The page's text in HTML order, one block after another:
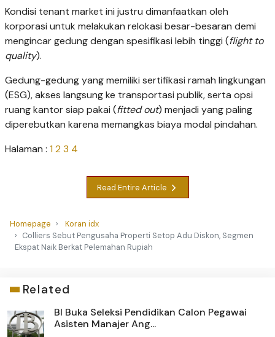
Kondisi tenant market ini justru dimanfaatkan oleh
korporasi untuk melakukan relokasi besar-besaran demi
mengincar gedung dengan spesifikasi lebih tinggi (flight to
quality).
Gedung-gedung yang memiliki sertifikasi ramah lingkungan
(ESG), akses langsung ke transportasi publik, serta opsi
ruang kantor siap pakai (fitted out) menjadi yang paling
diperebutkan karena memangkas biaya modal pindahan.
Halaman : 1 2 3 4
Read Entire Article
Homepage
Koran idx
Colliers Sebut Pengusaha Properti Setop Adu Diskon, Segmen
Ekspat Naik Berkat Pelemahan Rupiah
Related
BI Buka Seleksi Pendidikan Calon Pegawai
Asisten Manajer Ang...